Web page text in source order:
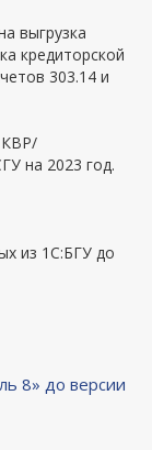
выгрузка
кредиторской
303.14 и
КВР/
на 2023 год.
из 1С:БГУ до
8» до версии